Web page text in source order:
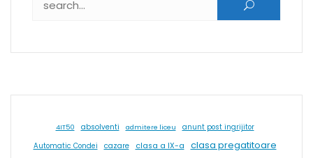
4IT50 absolventi admitere liceu anunt post ingrijitor
Automatic Condei cazare clasa a IX-a clasa pregatitoare